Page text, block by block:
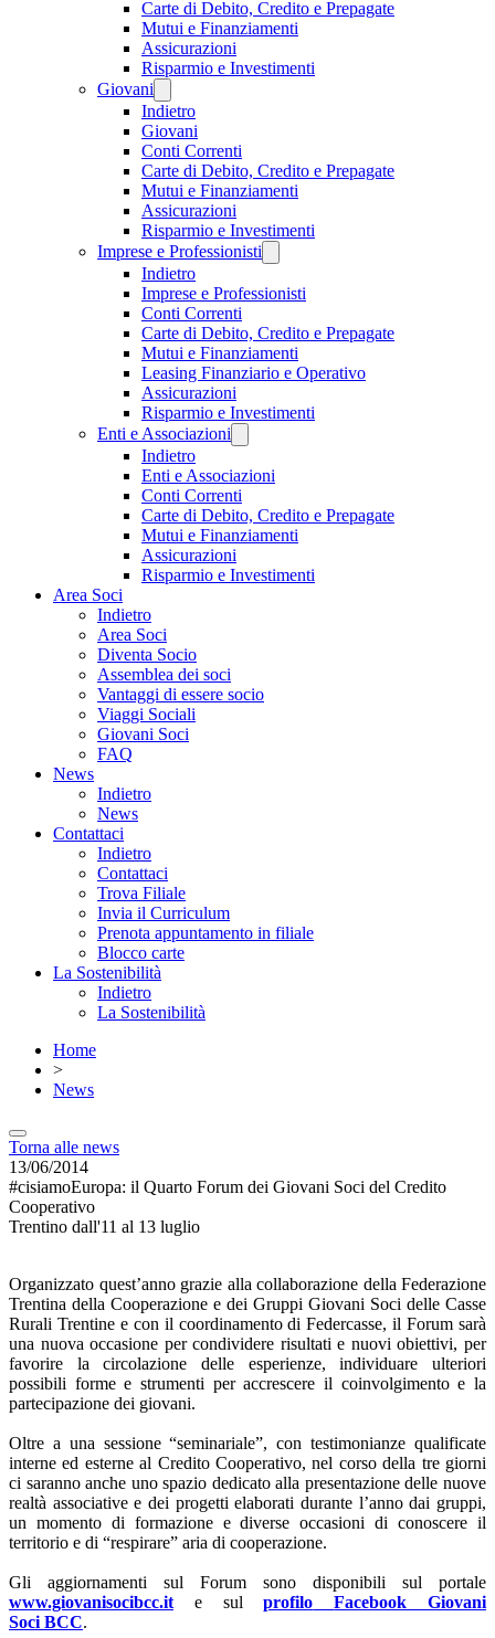
Carte di Debito, Credito e Prepagate
Mutui e Finanziamenti
Assicurazioni
Risparmio e Investimenti
Giovani
Indietro
Giovani
Conti Correnti
Carte di Debito, Credito e Prepagate
Mutui e Finanziamenti
Assicurazioni
Risparmio e Investimenti
Imprese e Professionisti
Indietro
Imprese e Professionisti
Conti Correnti
Carte di Debito, Credito e Prepagate
Mutui e Finanziamenti
Leasing Finanziario e Operativo
Assicurazioni
Risparmio e Investimenti
Enti e Associazioni
Indietro
Enti e Associazioni
Conti Correnti
Carte di Debito, Credito e Prepagate
Mutui e Finanziamenti
Assicurazioni
Risparmio e Investimenti
Area Soci
Indietro
Area Soci
Diventa Socio
Assemblea dei soci
Vantaggi di essere socio
Viaggi Sociali
Giovani Soci
FAQ
News
Indietro
News
Contattaci
Indietro
Contattaci
Trova Filiale
Invia il Curriculum
Prenota appuntamento in filiale
Blocco carte
La Sostenibilità
Indietro
La Sostenibilità
Home
>
News
Torna alle news
13/06/2014
#cisiamoEuropa: il Quarto Forum dei Giovani Soci del Credito
Cooperativo
Trentino dall'11 al 13 luglio
Organizzato quest’anno grazie alla collaborazione della Federazione
Trentina della Cooperazione e dei Gruppi Giovani Soci delle Casse
Rurali Trentine e con il coordinamento di Federcasse, il Forum sarà
una nuova occasione per condividere risultati e nuovi obiettivi, per
favorire la circolazione delle esperienze, individuare ulteriori
possibili forme e strumenti per accrescere il coinvolgimento e la
partecipazione dei giovani.
Oltre a una sessione “seminariale”, con testimonianze qualificate
interne ed esterne al Credito Cooperativo, nel corso della tre giorni
ci saranno anche uno spazio dedicato alla presentazione delle nuove
realtà associative e dei progetti elaborati durante l’anno dai gruppi,
un momento di formazione e diverse occasioni di conoscere il
territorio e di “respirare” aria di cooperazione.
Gli aggiornamenti sul Forum sono disponibili sul portale
www.giovanisocibcc.it e sulprofilo
Facebook Giovani
Soci BCC.